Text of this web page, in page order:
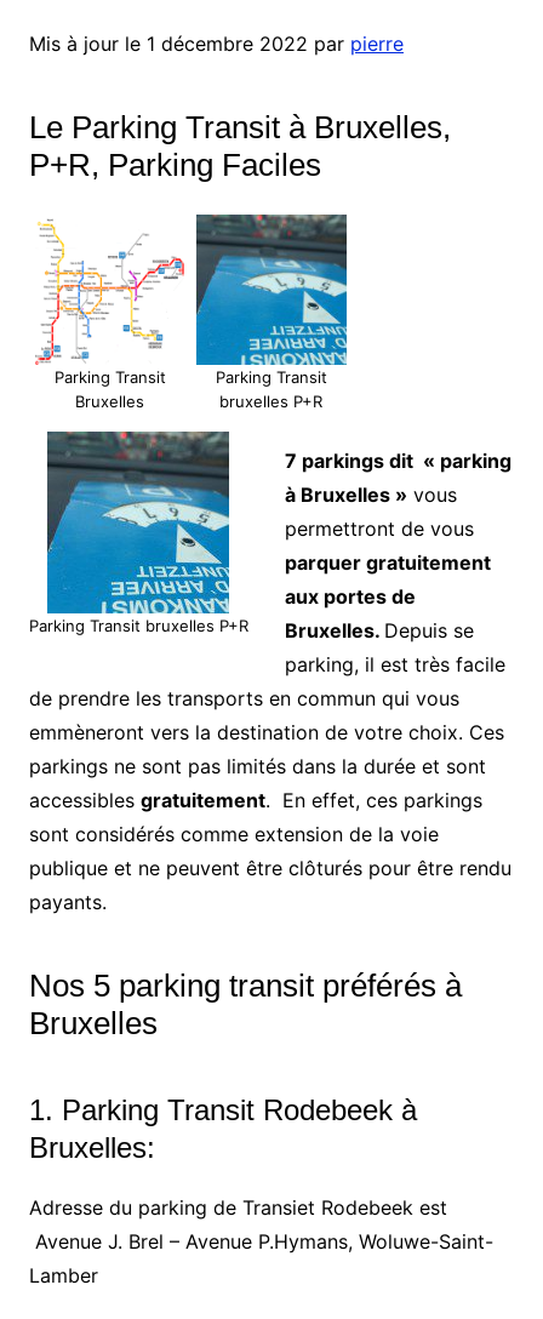
Mis à jour le 1 décembre 2022 par pierre
Le Parking Transit à Bruxelles,
P+R, Parking Faciles
Parking Transit
Bruxelles
Parking Transit
bruxelles P+R
Parking Transit bruxelles P+R
7 parkings dit « parking
à Bruxelles » vous
permettront de vous
parquer gratuitement
aux portes de
Bruxelles. Depuis se
parking, il est très facile
de prendre les transports en commun qui vous
emmèneront vers la destination de votre choix. Ces
parkings ne sont pas limités dans la durée et sont
accessibles gratuitement. En effet, ces parkings
sont considérés comme extension de la voie
publique et ne peuvent être clôturés pour être rendu
payants.
Nos 5 parking transit préférés à
Bruxelles
1. Parking Transit Rodebeek à
Bruxelles:
Adresse du parking de Transiet Rodebeek est
Avenue J. Brel – Avenue P.Hymans, Woluwe-Saint-
Lamber